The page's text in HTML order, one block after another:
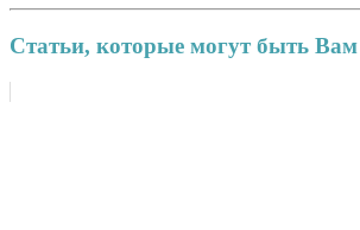
Статьи, которые могут быть